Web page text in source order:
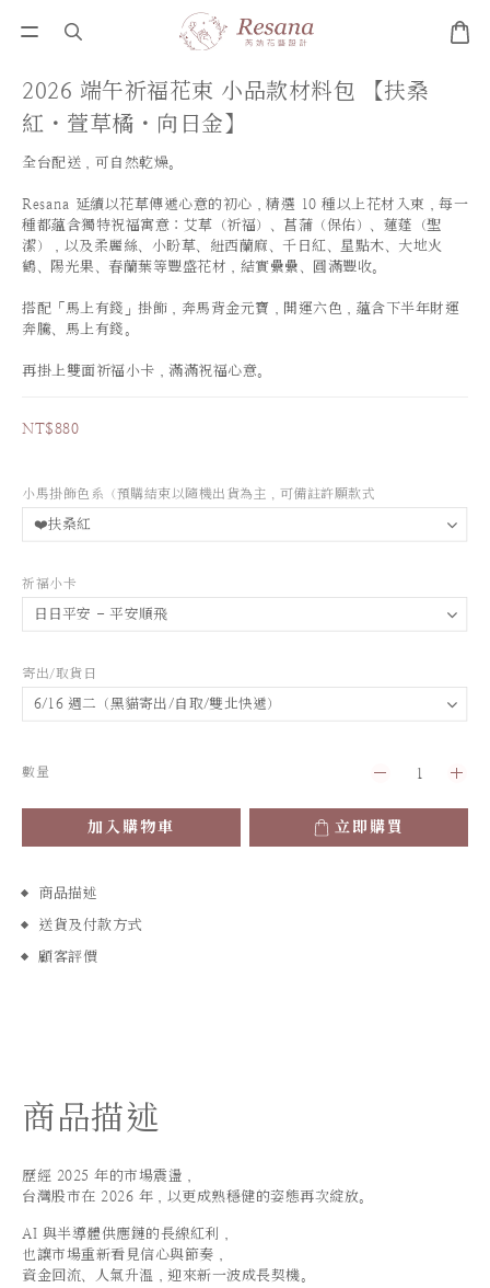
2026 端午祈福花束 小品款材料包 【扶桑
紅・萱草橘・向日金】
全台配送，可自然乾燥。
Resana 延續以花草傳遞心意的初心，精選 10 種以上花材入束，每一
種都蘊含獨特祝福寓意：艾草（祈福）、菖蒲（保佑）、蓮蓬（聖
潔），以及柔麗絲、小盼草、紐西蘭麻、千日紅、星點木、大地火
鶴、陽光果、春蘭葉等豐盛花材，結實纍纍、圓滿豐收。
搭配「馬上有錢」掛飾，奔馬背金元寶，開運六色，蘊含下半年財運
奔騰、馬上有錢。
再掛上雙面祈福小卡，滿滿祝福心意。
NT$880
小馬掛飾色系（預購結束以隨機出貨為主，可備註許願款式
祈福小卡
寄出/取貨日
數量
加入購物車 立即購買
商品描述
送貨及付款方式
顧客評價
商品描述
歷經 2025 年的市場震盪，
台灣股市在 2026 年，以更成熟穩健的姿態再次綻放。
AI 與半導體供應鏈的長線紅利，
也讓市場重新看見信心與節奏，
資金回流、人氣升溫，迎來新一波成長契機。